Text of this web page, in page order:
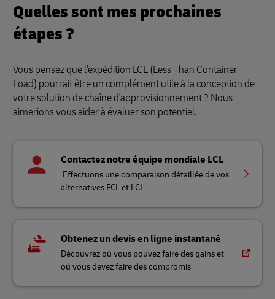
Quelles sont mes prochaines
étapes ?
Vous pensez que l'expédition LCL (Less Than Container
Load) pourrait être un complément utile à la conception de
votre solution de chaîne d'approvisionnement ? Nous
aimerions vous aider à évaluer son potentiel.
Contactez notre équipe mondiale LCL
Effectuons une comparaison détaillée de vos
alternatives FCL et LCL
Obtenez un devis en ligne instantané
Découvrez où vous pouvez faire des gains et
où vous devez faire des compromis